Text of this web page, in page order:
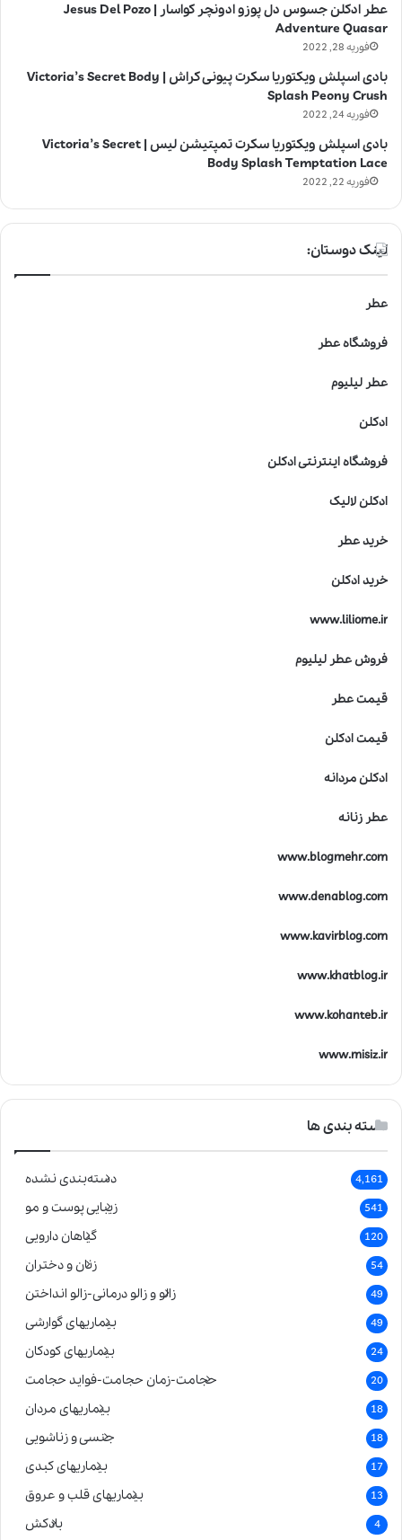
عطر ادکلن جسوس دل پوزو ادونچر کواسار | Jesus Del Pozo
Adventure Quasar
فوریه 28, 2022
بادی اسپلش ویکتوریا سکرت پیونی کراش | Victoria’s Secret Body
Splash Peony Crush
فوریه 24, 2022
بادی اسپلش ویکتوریا سکرت تمپتیشن لیس | Victoria’s Secret
Body Splash Temptation Lace
فوریه 22, 2022
لینک دوستان:
عطر
فروشگاه عطر
عطر لیلیوم
ادکلن
فروشگاه اینترنتی ادکلن
ادکلن لالیک
خرید عطر
خرید ادکلن
www.liliome.ir
فروش عطر لیلیوم
قیمت عطر
قیمت ادکلن
ادکلن مردانه
عطر زنانه
www.blogmehr.com
www.denablog.com
www.kavirblog.com
www.khatblog.ir
www.kohanteb.ir
www.misiz.ir
دسته بندی ها
دسته‌بندی نشده 4,161
زیبایی پوست و مو 541
گیاهان دارویی 120
زنان و دختران 54
زالو و زالو درمانی-زالو انداختن 49
بیماریهای گوارشی 49
بیماریهای کودکان 24
حجامت-زمان حجامت-فواید حجامت 20
بیماریهای مردان 18
جنسی و زناشویی 18
بیماریهای کبدی 17
بیماریهای قلب و عروق 13
بادکش 4